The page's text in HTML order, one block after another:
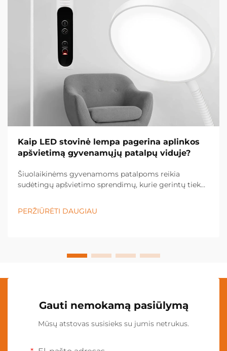
Kaip LED stovinė lempa pagerina aplinkos
apšvietimą gyvenamųjų patalpų viduje?
Šiuolaikinėms gyvenamoms patalpoms reikia
sudėtingų apšvietimo sprendimų, kurie gerintų tiek
lempa yra universalus apšvietimo įrenginys, kuris
keičia bet kurios erdvės atmosferą dėl savo energiją
PERŽIŪRĖTI DAUGIAU
Gauti nemokamą pasiūlymą
Mūsų atstovas susisieks su jumis netrukus.